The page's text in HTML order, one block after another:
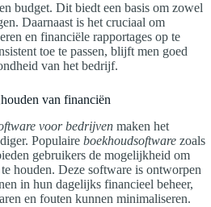
budget. Dit biedt een basis om zowel
Daarnaast is het cruciaal om
en financiële rapportages op te
toe te passen, blijft men goed
van het bedrijf.
van financiën
voor bedrijven maken het
Populaire boekhoudsoftware zoals
gebruikers de mogelijkheid om
houden. Deze software is ontworpen
in hun dagelijks financieel beheer,
en fouten kunnen minimaliseren.